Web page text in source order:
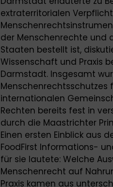
extraterritorialen
der Menschenrechte und
Staaten bestellt ist,
Wissenschaft und Praxis
Darmstadt. Insgesamt
internationalen
Rechten bereits fest in
durch die Maastrichter
Einen ersten Einblick aus
FoodFirst Informations-
für sie lautete: Welche
Menschenrecht auf
Praxis kamen aus